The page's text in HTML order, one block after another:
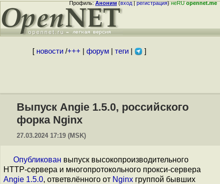
Профиль:Аноним(вход|регистрация)неRUopennet.me
[ новости/+++ форум| теги| ]
Выпуск Angie 1.5.0, российского
форка Nginx
27.03.2024 17:19 (MSK)
Опубликован выпуск высокопроизводительного
HTTP-сервера и многопротокольного прокси-сервера
Angie 1.5.0, ответвлённого от Nginx группой бывших